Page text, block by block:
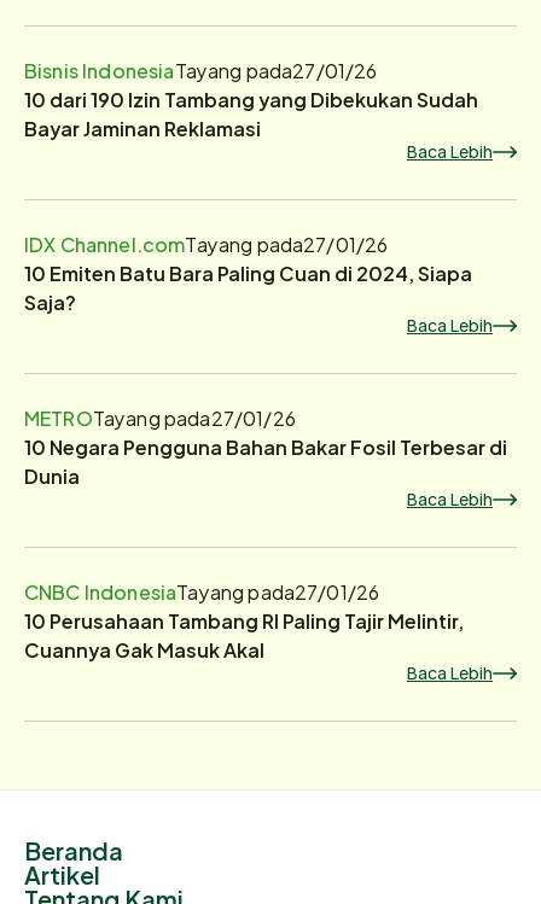
Bisnis IndonesiaTayang pada27/01/26
10 dari 190 Izin Tambang yang Dibekukan Sudah
Bayar Jaminan Reklamasi
Baca Lebih
IDX Channel.comTayang pada27/01/26
10 Emiten Batu Bara Paling Cuan di 2024, Siapa
Saja?
Baca Lebih
METROTayang pada27/01/26
10 Negara Pengguna Bahan Bakar Fosil Terbesar di
Dunia
Baca Lebih
CNBC IndonesiaTayang pada27/01/26
10 Perusahaan Tambang RI Paling Tajir Melintir,
Cuannya Gak Masuk Akal
Baca Lebih
Beranda
Artikel